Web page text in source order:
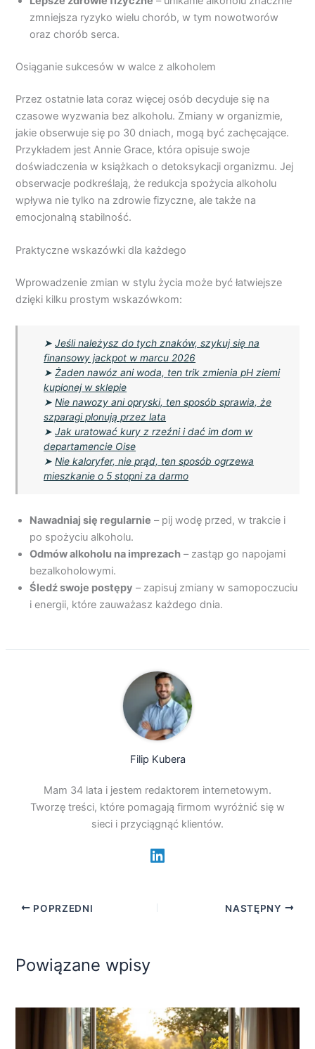
zmniejsza ryzyko wielu chorób, w tym nowotworów
oraz chorób serca.
Osiąganie sukcesów w walce z alkoholem
Przez ostatnie lata coraz więcej osób decyduje się na
czasowe wyzwania bez alkoholu. Zmiany w organizmie,
jakie obserwuje się po 30 dniach, mogą być zachęcające.
Przykładem jest Annie Grace, która opisuje swoje
doświadczenia w książkach o detoksykacji organizmu. Jej
obserwacje podkreślają, że redukcja spożycia alkoholu
wpływa nie tylko na zdrowie fizyczne, ale także na
emocjonalną stabilność.
Praktyczne wskazówki dla każdego
Wprowadzenie zmian w stylu życia może być łatwiejsze
dzięki kilku prostym wskazówkom:
➤Jeśli należysz do tych znaków, szykuj się na
finansowy jackpot w marcu 2026
➤Żaden nawóz ani woda, ten trik zmienia pH ziemi
kupionej w sklepie
➤Nie nawozy ani opryski, ten sposób sprawia, że
szparagi plonują przez lata
➤Jak uratować kury z rzeźni i dać im dom w
departamencie Oise
➤Nie kaloryfer, nie prąd, ten sposób ogrzewa
mieszkanie o 5 stopni za darmo
Nawadniaj się regularnie – pij wodę przed, w trakcie i
po spożyciu alkoholu.
Odmów alkoholu na imprezach – zastąp go napojami
bezalkoholowymi.
Śledź swoje postępy – zapisuj zmiany w samopoczuciu
i energii, które zauważasz każdego dnia.
Filip Kubera
Mam 34 lata i jestem redaktorem internetowym.
Tworzę treści, które pomagają firmom wyróżnić się w
sieci i przyciągnąć klientów.
POPRZEDNI NASTĘPNY
Powiązane wpisy